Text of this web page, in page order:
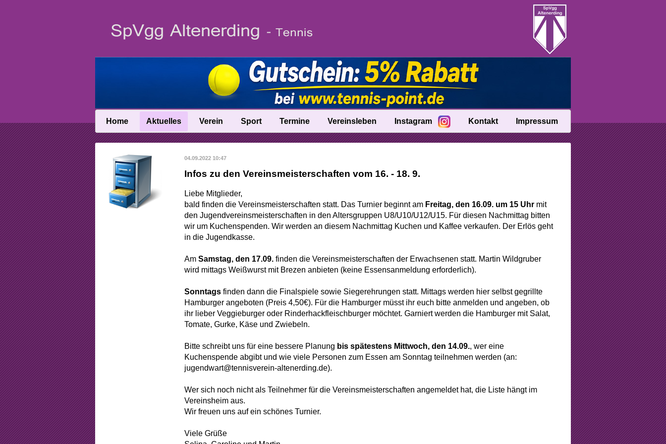
Home Aktuelles
News
News-Archiv
Verein
Vereinsinfo
Vereinschronik
Abteilungsleitung
Beschlüsse
Mitgliedschaft
Arbeitsstunden
Sponsoring
Sport
Trainer
Fast Learning
Mannschaften
Spielerbörse
Ballmaschine
Termine Vereinsleben Instagram Kontakt Impressum
04.09.2022 10:47
Infos zu den Vereinsmeisterschaften vom 16. - 18. 9.
Liebe Mitglieder,
bald finden die Vereinsmeisterschaften statt. Das Turnier beginnt am Freitag, den 16.09. um 15 Uhr mit
den Jugendvereinsmeisterschaften in den Altersgruppen U8/U10/U12/U15. Für diesen Nachmittag bitten
wir um Kuchenspenden. Wir werden an diesem Nachmittag Kuchen und Kaffee verkaufen. Der Erlös geht
in die Jugendkasse.
Am Samstag, den 17.09. finden die Vereinsmeisterschaften der Erwachsenen statt. Martin Wildgruber
wird mittags Weißwurst mit Brezen anbieten (keine Essensanmeldung erforderlich).
Sonntags finden dann die Finalspiele sowie Siegerehrungen statt. Mittags werden hier selbst gegrillte
Hamburger angeboten (Preis 4,50€). Für die Hamburger müsst ihr euch bitte anmelden und angeben, ob
ihr lieber Veggieburger oder Rinderhackfleischburger möchtet. Garniert werden die Hamburger mit Salat,
Tomate, Gurke, Käse und Zwiebeln.
Bitte schreibt uns für eine bessere Planung bis spätestens Mittwoch, den 14.09., wer eine
Kuchenspende abgibt und wie viele Personen zum Essen am Sonntag teilnehmen werden (an:
jugendwart@tennisverein-altenerding.de).
Wer sich noch nicht als Teilnehmer für die Vereinsmeisterschaften angemeldet hat, die Liste hängt im
Vereinsheim aus.
Wir freuen uns auf ein schönes Turnier.
Viele Grüße